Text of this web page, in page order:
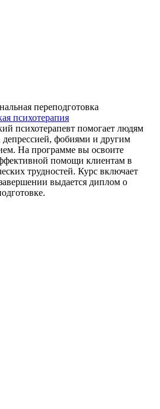
переподготовка
психотерапия
психотерапевт помогает людям
депрессией, фобиями и другим
На программе вы освоите
помощи клиентам в
трудностей. Курс включает
выдается диплом о